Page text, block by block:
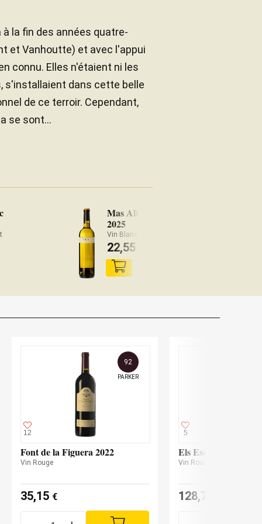
la fin des années quatre-
et Vanhoutte) et avec l'appui
connu. Elles n'étaient ni les
s'installaient dans cette belle
de ce terroir. Cependant,
se sont...
Mas Alta Els Pics Blanc
2025
Vin Blanc Priorat
22,55
12
92
PARKER
Font de la Figuera 2022
Vin Rouge
35,15 €
5
Els Escurçons 2017
Vin Rouge
128,70